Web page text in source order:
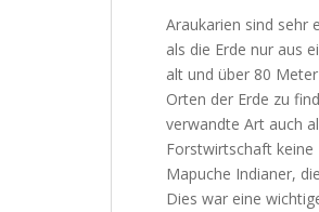
Araukarien sind sehr
als die Erde nur aus
alt und über 80
Orten der Erde zu
verwandte Art auch
Forstwirtschaft keine
Mapuche Indianer,
Dies war eine